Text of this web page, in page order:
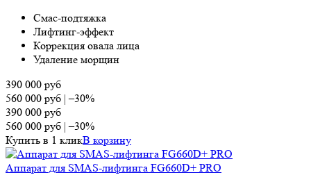
Смас-подтяжка
Лифтинг-эффект
Коррекция овала лица
Удаление морщин
390 000 руб
560 000 руб |–30%
390 000 руб
560 000 руб |–30%
Купить в 1 кликВ корзину
Аппарат для SMAS-лифтинга FG660D+ PRO